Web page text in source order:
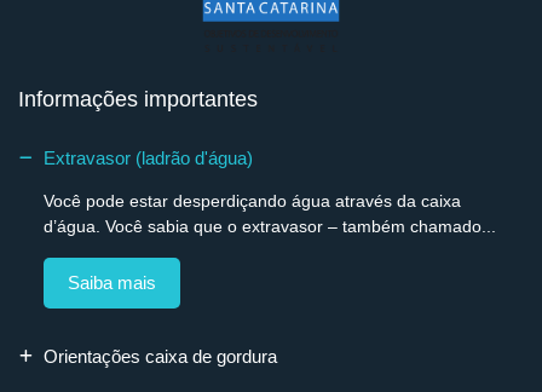
Informações importantes
Extravasor (ladrão d'água)
Você pode estar desperdiçando água através da caixa
d’água. Você sabia que o extravasor – também chamado...
Saiba mais
Orientações caixa de gordura